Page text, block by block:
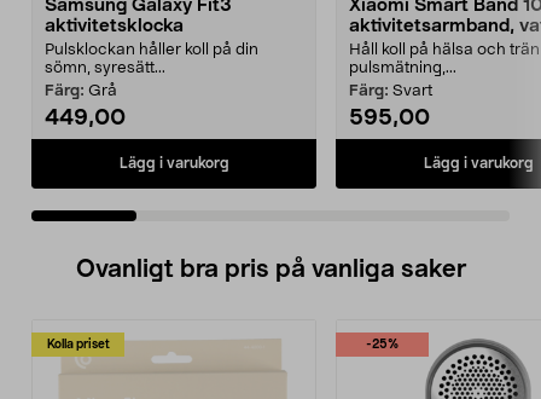
Samsung Galaxy Fit3
aktivitetsklocka
Pulsklockan håller koll på din
sömn, syresätt...
Färg: Grå
449,00
Lägg i varukorg
Xiaomi Smart Band
aktivitetsarmband,
Håll koll på hälsa och
pulsmätning,...
Färg: Svart
595,00
Lägg i varukorg
Ovanligt bra pris på vanliga saker
Kolla priset -25%